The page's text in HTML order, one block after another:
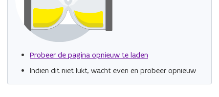
Probeer de pagina opnieuw te laden
Indien dit niet lukt, wacht even en probeer opnieuw